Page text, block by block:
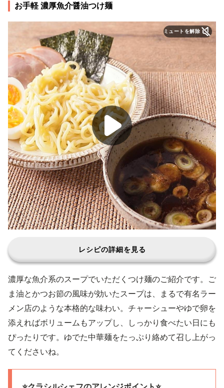
お手軽 濃厚魚介醤油つけ麺
ミュートを解除
レシピの詳細を見る
濃厚な魚介系のスープでいただくつけ麺のご紹介です。ご
ま油とかつお節の風味が効いたスープは、まるで有名ラー
メン店のような本格的な味わい。チャーシューやゆで卵を
添えればボリュームもアップし、しっかり食べたい日にも
ぴったりです。ゆでた中華麺をたっぷり絡めて召し上がっ
てくださいね。